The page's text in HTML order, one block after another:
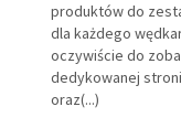
produktów do
dla każdego
oczywiście do
dedykowanej
oraz(...)